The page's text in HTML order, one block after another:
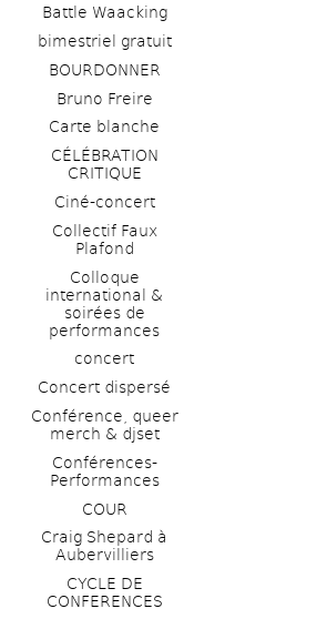
Battle Waacking
bimestriel gratuit
BOURDONNER
Bruno Freire
Carte blanche
CÉLÉBRATION
CRITIQUE
Ciné-concert
Collectif Faux
Plafond
Colloque
international &
soirées de
performances
concert
Concert dispersé
Conférence, queer
merch & djset
Conférences-
Performances
COUR
Craig Shepard à
Aubervilliers
CYCLE DE
CONFERENCES